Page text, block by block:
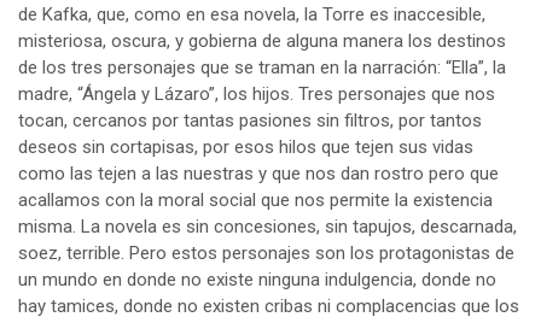
de Kafka, que, como en esa novela, la Torre es inaccesible,
misteriosa, oscura, y gobierna de alguna manera los destinos
de los tres personajes que se traman en la narración: “Ella”, la
madre, “Ángela y Lázaro”, los hijos. Tres personajes que nos
tocan, cercanos por tantas pasiones sin filtros, por tantos
deseos sin cortapisas, por esos hilos que tejen sus vidas
como las tejen a las nuestras y que nos dan rostro pero que
acallamos con la moral social que nos permite la existencia
misma. La novela es sin concesiones, sin tapujos, descarnada,
soez, terrible. Pero estos personajes son los protagonistas de
un mundo en donde no existe ninguna indulgencia, donde no
hay tamices, donde no existen cribas ni complacencias que los